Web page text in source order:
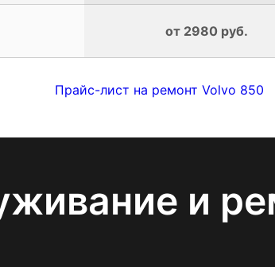
от 2980 руб.
Прайс-лист на ремонт Volvo 850
и